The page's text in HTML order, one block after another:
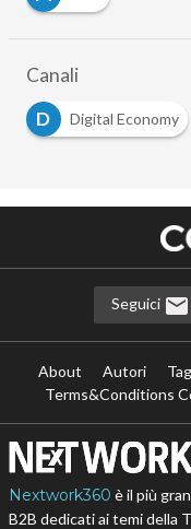
Canali
D
Digital Economy
Seguici
About Autori
Terms&Conditions
Nextwork360 è il più
B2B dedicati ai temi della